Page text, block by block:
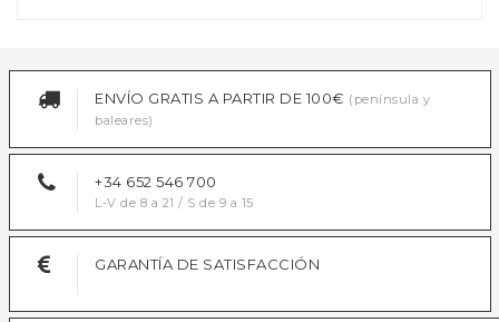
ENVÍO GRATIS A PARTIR DE 100€ (península y
baleares)
+34 652 546 700
L-V de 8 a 21 / S de 9 a 15
GARANTÍA DE SATISFACCIÓN